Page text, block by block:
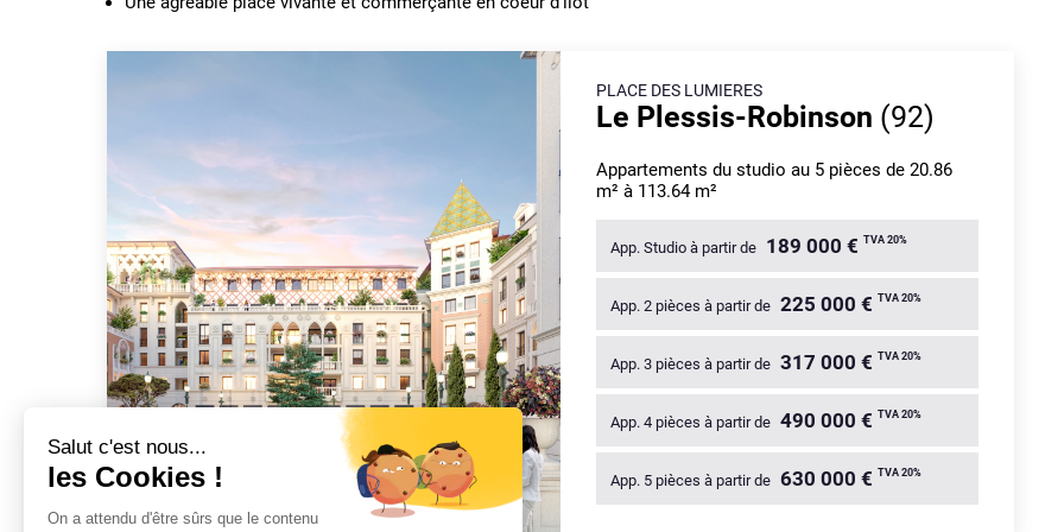
PLACE DES LUMIERES
Le Plessis-Robinson (92)
Appartements du studio au 5 pièces de 20.86
m² à 113.64 m²
App. Studio à partir de 189 000 € TVA 20%
App. 2 pièces à partir de 225 000 € TVA 20%
App. 3 pièces à partir de 317 000 € TVA 20%
App. 4 pièces à partir de 490 000 € TVA 20%
App. 5 pièces à partir de 630 000 € TVA 20%